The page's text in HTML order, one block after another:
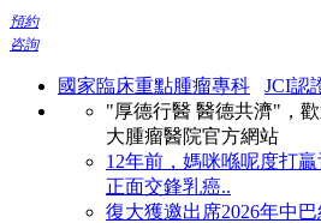
預約
咨詢
國家臨床重點腫瘤專科
JCI認
"厚德行醫 醫德共濟"，
大腫瘤醫院官方網站
12年前，媽咪喺呢度打
正面交鋒乳癌..
復大獲邀出席2026年中